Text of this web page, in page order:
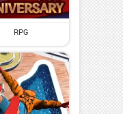
RPG